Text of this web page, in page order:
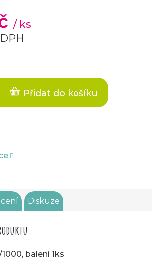
/ ks
Přidat do košíku
Diskuze
balení 1ks